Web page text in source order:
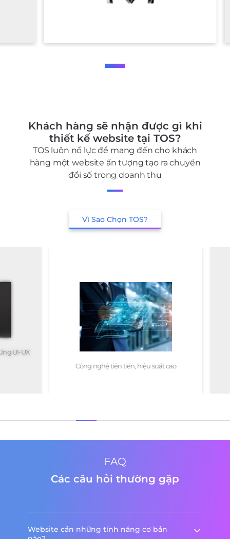
Khách hàng sẽ nhận được gì khi
thiết kế website tại TOS?
TOS luôn nổ lực để mang đến cho khách
hàng một website ấn tượng tạo ra chuyển
đổi số trong doanh thu
Vì Sao Chọn TOS?
UX
Công nghệ tiên tiến, hiệu suất cao
FAQ
Các câu hỏi thường gặp
Website cần những tính năng cơ bản